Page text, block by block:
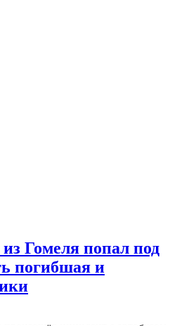
Гомеля попал под
погибшая и